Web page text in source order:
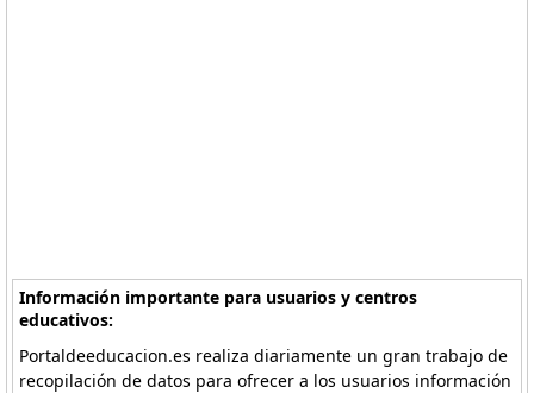
Información importante para usuarios y centros
educativos:
Portaldeeducacion.es realiza diariamente un gran trabajo de
recopilación de datos para ofrecer a los usuarios información